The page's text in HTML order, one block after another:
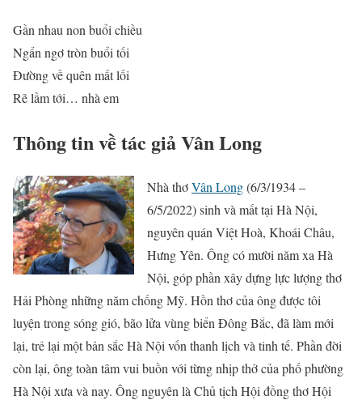
Gần nhau non buổi chiều
Ngẩn ngơ tròn buổi tối
Đường về quên mất lối
Rẽ lầm tới… nhà em
Thông tin về tác giả Vân Long
Nhà thơVân Long(6/3/1934 –
6/5/2022) sinh và mất tại Hà Nội,
nguyên quán Việt Hoà, Khoái Châu,
Hưng Yên. Ông có mười năm xa Hà
Nội, góp phần xây dựng lực lượng thơ
Hải Phòng những năm chống Mỹ. Hồn thơ của ông được tôi
luyện trong sóng gió, bão lửa vùng biển Đông Bắc, đã làm mới
lại, trẻ lại một bản sắc Hà Nội vốn thanh lịch và tinh tế. Phần đời
còn lại, ông toàn tâm vui buồn với từng nhịp thở của phố phường
Hà Nội xưa và nay. Ông nguyên là Chủ tịch Hội đồng thơ Hội